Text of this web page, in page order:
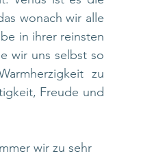
wonach wir alle
in ihrer reinsten
wir uns selbst so
zu
Freude und
wir zu sehr